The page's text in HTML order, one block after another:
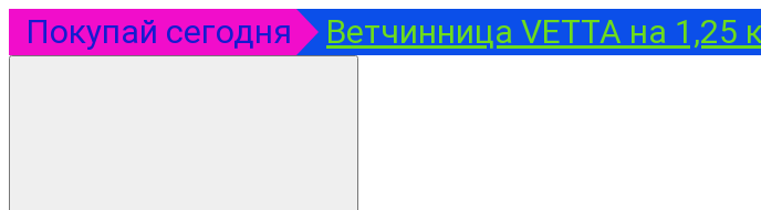
Покупай сегодня Ветчинница VETTA на 1,25